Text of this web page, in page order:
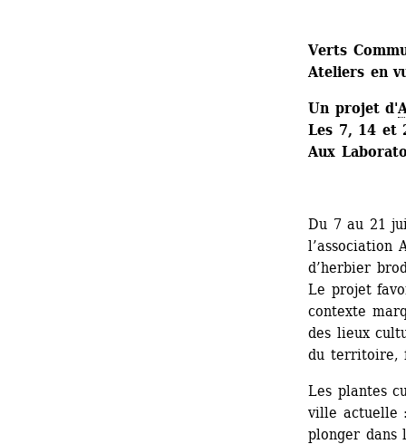
Verts
Ateliers en
Un projet d'
Les 7, 14 et
Aux
Du 7 au 21
l’association
d’herbier
Le projet
contexte
des lieux
du territoire,
Les plantes
ville actuelle
plonger dans